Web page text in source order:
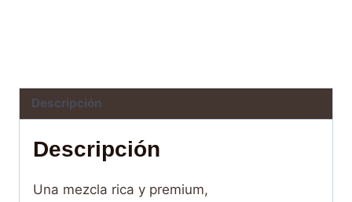
Descripción
Descripción
Una mezcla rica y premium,